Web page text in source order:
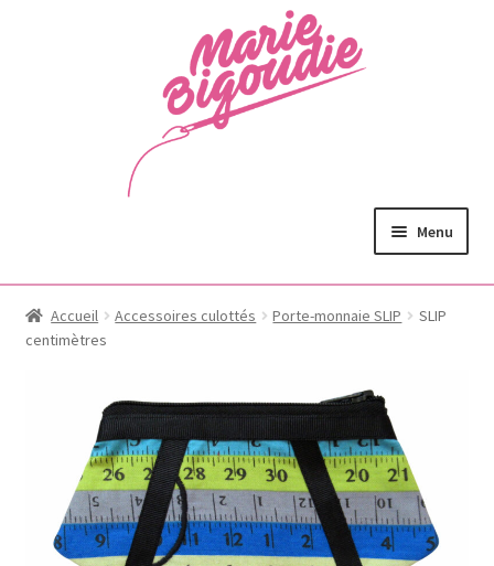
Menu
Accueil Accessoires culottés Porte-monnaie SLIP
SLIP
centimètres